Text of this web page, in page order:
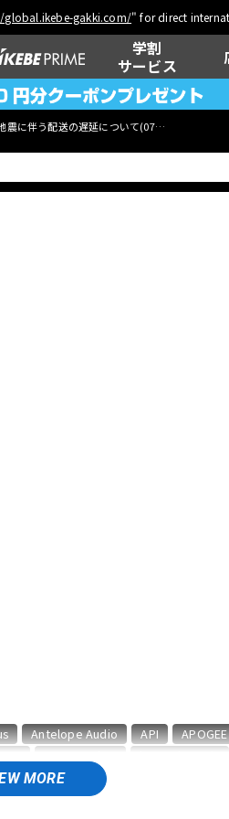
gakki.com/" for direct
学割
サービス
震に伴う配送の遅延について(07月29日
MORE
Antelope Audio API APOGEE